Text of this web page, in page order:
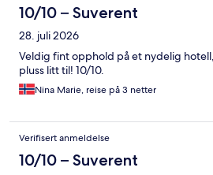
10/10 – Suverent
28. juli 2026
Veldig fint opphold på et nydelig
pluss litt til! 10/10.
Nina Marie, reise på 3 netter
Verifisert anmeldelse
10/10 – Suverent